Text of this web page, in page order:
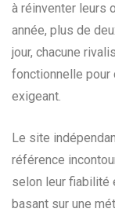
à réinventer leurs
année, plus de
jour, chacune
fonctionnelle pour
exigeant.
Le site
référence
selon leur fiabilité
basant sur une